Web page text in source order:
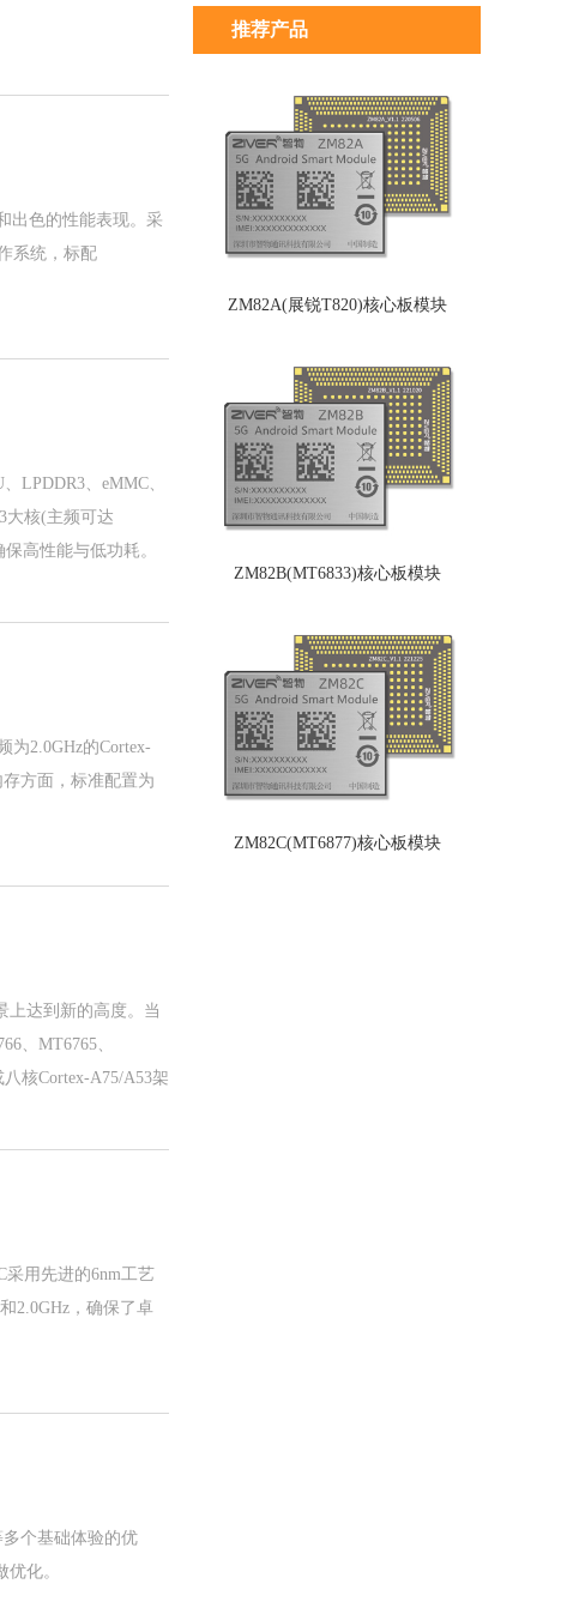
出色的性能表现。采
系统，标配
LPDDR3、eMMC、
大核(主频可达
高性能与低功耗。
为2.0GHz的Cortex-
方面，标准配置为
上达到新的高度。当
、MT6765、
核Cortex-A75/A53架
采用先进的6nm工艺
2.0GHz，确保了卓
个基础体验的优
化。
推荐产品
ZM82A(展锐T820)核心板模块
ZM82B(MT6833)核心板模块
ZM82C(MT6877)核心板模块